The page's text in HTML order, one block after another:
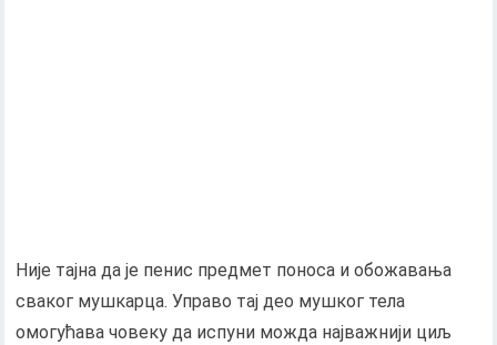
Није тајна да је пенис предмет поноса и обожавања
сваког мушкарца. Управо тај део мушког тела
омогућава човеку да испуни можда најважнији циљ